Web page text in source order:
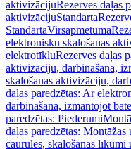
aktivizācijuRezerves daļas
aktivizācijuStandarta
StandartaVirsapmetuma
elektronisku skalošanas
elektrotīkluRezerves daļas
aktivizāciju, darbināšana,
skalošanas aktivizāciju,
daļas paredzētas: Ar
darbināšana, izmantojot
paredzētas: Piederumi
daļas paredzētas:
caurules, skalošanas līkumi